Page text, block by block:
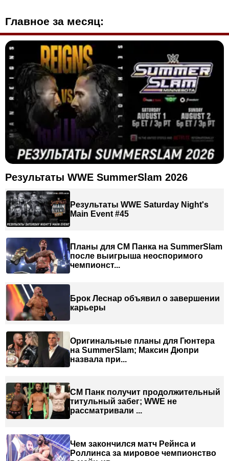
Главное за месяц:
Результаты WWE SummerSlam 2026
Результаты WWE Saturday Night's
Main Event #45
Планы для СМ Панка на SummerSlam
после выигрыша неоспоримого
чемпионст...
Брок Леснар объявил о завершении
карьеры
Оригинальные планы для Гюнтера
на SummerSlam; Максин Дюпри
назвала при...
СМ Панк получит продолжительный
титульный забег; WWE не
рассматривали ...
Чем закончился матч Рейнса и
Роллинса за мировое чемпионство